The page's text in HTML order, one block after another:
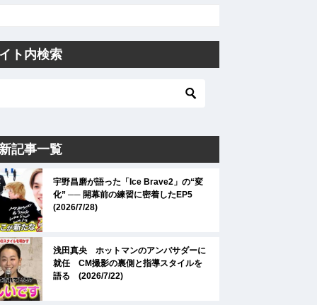
ト内検索
記事一覧
宇野昌磨が語った「Ice Brave2」の“変
化” ── 開幕前の練習に密着したEP5
(2026/7/28)
浅田真央 ホットマンのアンバサダーに
就任 CM撮影の裏側と指導スタイルを
語る (2026/7/22)